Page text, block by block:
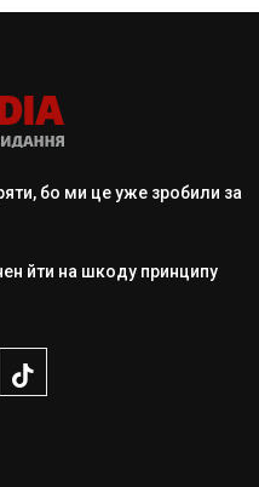
бо ми це уже зробили за
йти на шкоду принципу